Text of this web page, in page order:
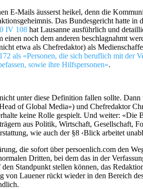
E-Mails äusserst heikel, denn die
Das Bundesgericht hatte
IV 108 hat Lausanne ausführlich und
noch dem anderen beschlagnahmt
etwa als Chefredaktor) als
als «Personen, die sich beruflich mit der
sowie ihre Hilfspersonen».
unter diese Definition fallen sollte.
of Global Media») und Chefredaktor
keine Rolle gespielt. Und weiter: «Die
aus Politik, Wirtschaft, Gesellschaft,
wie auch der §8 ‹Blick arbeitet
die sofort über persoenlich.com den
Dritten, bei dem das in der
Standpunkt stellen können, das
Lauener rückt wieder in den Bereich